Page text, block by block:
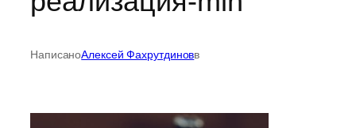
НаписаноАлексей Фахрутдиновв